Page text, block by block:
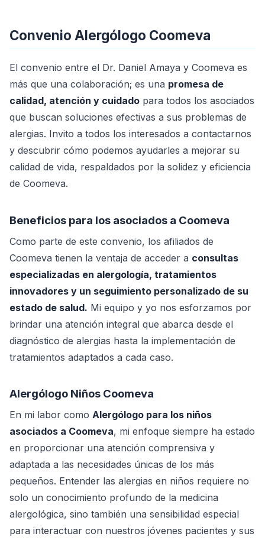
Convenio Alergólogo Coomeva
El convenio entre el Dr. Daniel Amaya y Coomeva es
más que una colaboración; es una promesa de
calidad, atención y cuidado para todos los asociados
que buscan soluciones efectivas a sus problemas de
alergias. Invito a todos los interesados a contactarnos
y descubrir cómo podemos ayudarles a mejorar su
calidad de vida, respaldados por la solidez y eficiencia
de Coomeva.
Beneficios para los asociados a Coomeva
Como parte de este convenio, los afiliados de
Coomeva tienen la ventaja de acceder a consultas
especializadas en alergología, tratamientos
innovadores y un seguimiento personalizado de su
estado de salud. Mi equipo y yo nos esforzamos por
brindar una atención integral que abarca desde el
diagnóstico de alergias hasta la implementación de
tratamientos adaptados a cada caso.
Alergólogo Niños Coomeva
En mi labor como Alergólogo para los niños
asociados a Coomeva, mi enfoque siempre ha estado
en proporcionar una atención comprensiva y
adaptada a las necesidades únicas de los más
pequeños. Entender las alergias en niños requiere no
solo un conocimiento profundo de la medicina
alergológica, sino también una sensibilidad especial
para interactuar con nuestros jóvenes pacientes y sus